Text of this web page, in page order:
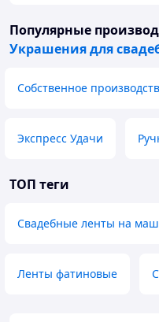
Популярные
Украшения для
Собственное
Экспресс Удачи
ТОП теги
Свадебные ленты на
Ленты фатиновые